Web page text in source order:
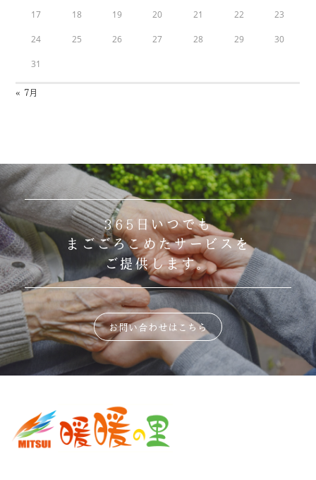
17 18 19 20 21 22 23
24 25 26 27 28 29 30
31
« 7月
365日いつでも
まごごろこめたサービスを
ご提供します。
お問い合わせはこちら